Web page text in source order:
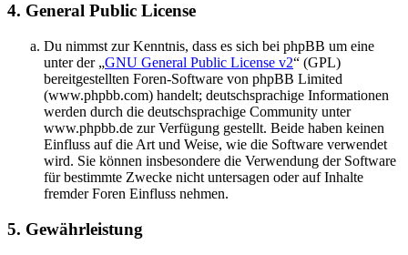
4. General Public License
Du nimmst zur Kenntnis, dass es sich bei phpBB um eine
unter der „GNU General Public License v2“ (GPL)
bereitgestellten Foren-Software von phpBB Limited
(www.phpbb.com) handelt; deutschsprachige Informationen
werden durch die deutschsprachige Community unter
www.phpbb.de zur Verfügung gestellt. Beide haben keinen
Einfluss auf die Art und Weise, wie die Software verwendet
wird. Sie können insbesondere die Verwendung der Software
für bestimmte Zwecke nicht untersagen oder auf Inhalte
fremder Foren Einfluss nehmen.
5. Gewährleistung